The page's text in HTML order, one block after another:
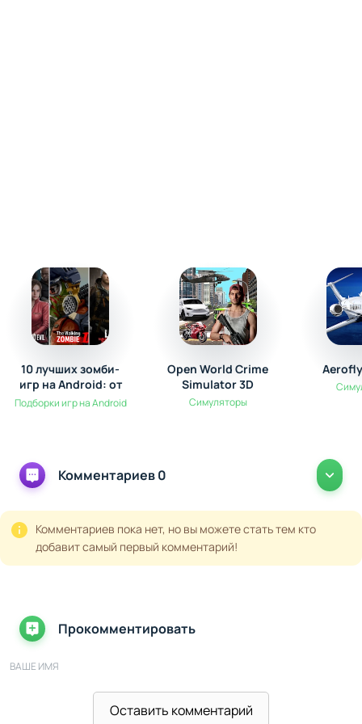
планирования и умения оперативно принимать
решения, что откроет новые возможности для победы в
сражениях и преодоления стоящих задач.
10 лучших зомби-
игр на Android: от
выживания до
Подборки игр на Android
Open World Crime
Simulator 3D
Симуляторы
Комментариев 0
Комментариев пока нет, но вы можете стать тем кто
добавит самый первый комментарий!
Прокомментировать
ВАШЕ ИМЯ
Оставить комментарий